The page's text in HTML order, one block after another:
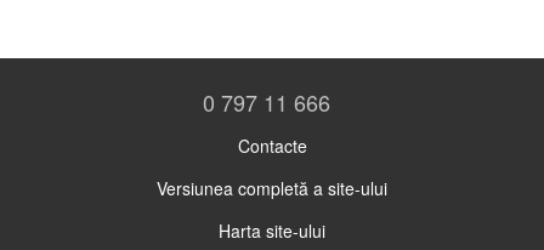
0 797 11 666
Contacte
Versiunea completă a site-ului
Harta site-ului